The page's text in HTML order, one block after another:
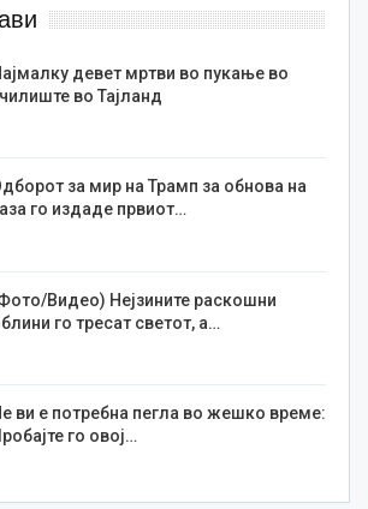
девет мртви во пукање во
во Тајланд
за мир на Трамп за обнова на
го издаде првиот…
Видео) Нејзините раскошни
го тресат светот, а…
ви е потребна пегла во жешко време:
го овој…